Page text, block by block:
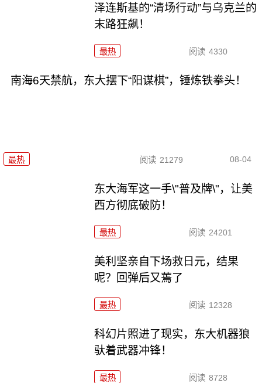
泽连斯基的“清场行动”与乌克兰的
末路狂飙！
最热 阅读 4330
南海6天禁航，东大摆下“阳谋棋”，锤炼铁拳头！
最热 阅读 21279 08-04
东大海军这一手\"普及牌\"，让美
西方彻底破防！
最热 阅读 24201
美利坚亲自下场救日元，结果
呢？回弹后又蔫了
最热 阅读 12328
科幻片照进了现实，东大机器狼
驮着武器冲锋！
最热 阅读 8728